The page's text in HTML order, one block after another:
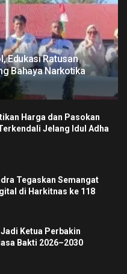
Edukasi Ratusan
Bahaya Narkotika
Harga dan Pasokan
Jelang Idul Adha
Tegaskan Semangat
di Harkitnas ke 118
Ketua Perbakin
Bakti 2026–2030